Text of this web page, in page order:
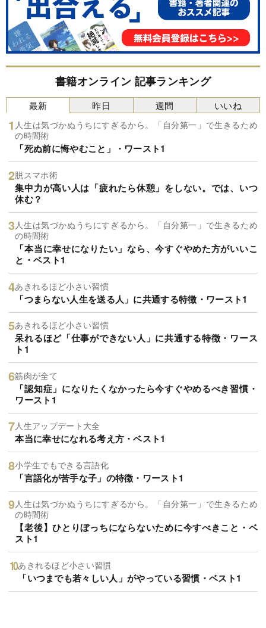
書籍オンライン 記事ランキング
最新
人生は気づかぬうちにすぎるから。「自分第一」で生きるため
の時間術
「死ぬ前に悔やむこと」・ワースト1
脱スマホ術
集中力が高い人は「疲れたら休憩」をしない。では、いつ
休む？
人生は気づかぬうちにすぎるから。「自分第一」で生きるため
の時間術
「本当に幸せになりたい」なら、今すぐやめた方がいいこ
と・ベスト1
あきれるほど小さい習慣
「つまらない人生を送る人」に共通する特徴・ワースト1
あきれるほど小さい習慣
呆れるほど「仕事ができない人」に共通する特徴・ワース
ト1
筋肉が全て
「認知症」になりたくなかったら今すぐやめるべき習慣・
ワースト1
人生アップデート大全
本当に幸せになれる考え方・ベスト1
小学生でもできる言語化
「言語化が苦手な子」の特徴・ワースト1
人生は気づかぬうちにすぎるから。「自分第一」で生きるため
の時間術
【老後】ひとりぼっちにならないために今すべきこと・ベ
スト1
あきれるほど小さい習慣
「いつまでも若々しい人」がやっている習慣・ベスト1
昨日 週間 いいね